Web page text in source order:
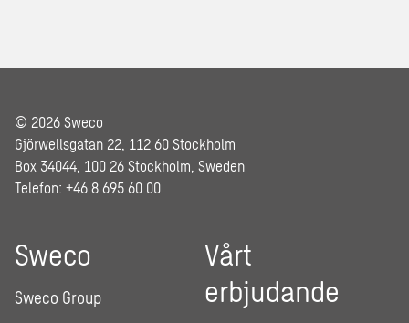
© 2026 Sweco
Gjörwellsgatan 22, 112 60 Stockholm
Box 34044, 100 26 Stockholm, Sweden
Telefon: +46 8 695 60 00
Sweco
Sweco Group
Vårt
erbjudande